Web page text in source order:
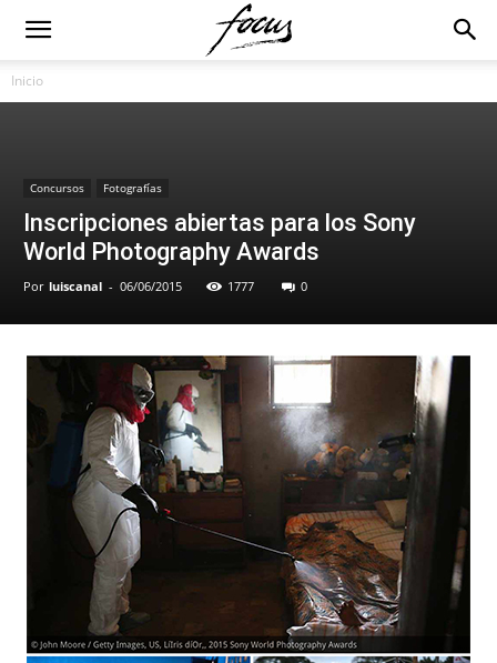
Inicio
Concursos Fotografías
Inscripciones abiertas para los Sony
World Photography Awards
Por luiscanal - 06/06/2015 1777 0